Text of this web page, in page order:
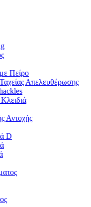
Πείρο
Απελευθέρωσης
Αντοχής
D